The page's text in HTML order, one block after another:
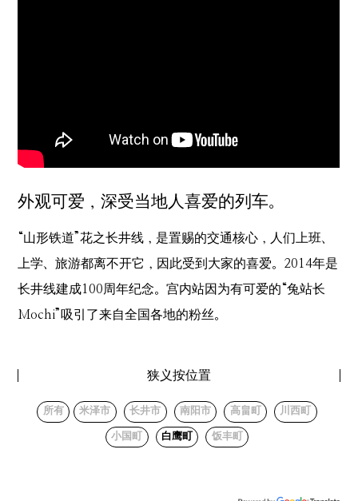
外观可爱，深受当地人喜爱的列车。
“山形铁道”花之长井线，是置赐的交通核心，人们上班、
上学、旅游都离不开它，因此受到大家的喜爱。2014年是
长井线建成100周年纪念。宫内站因为有可爱的“兔站长
Mochi”吸引了来自全国各地的粉丝。
狭义按位置
所有 米泽市 长井市 南阳市 高畠町 川西町
小国町 白鹰町 饭丰町